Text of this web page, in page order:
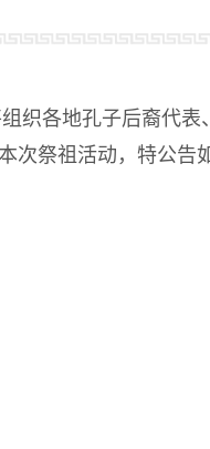
织各地孔子后裔代表
祭祖活动，特公告如